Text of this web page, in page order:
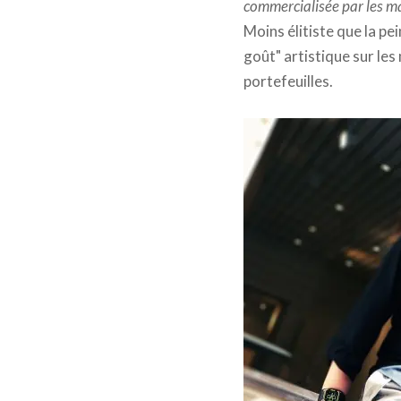
commercialisée par les
Moins élitiste que la
goût" artistique sur les
portefeuilles.